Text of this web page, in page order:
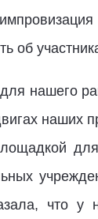
об
нашего
наших
что